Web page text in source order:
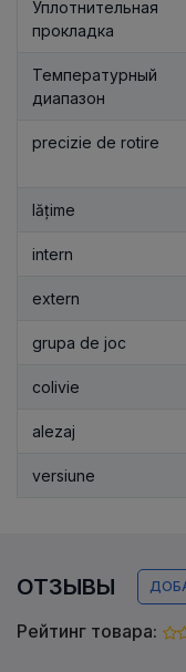
Уплотнительная
прокладка
Температурный
диапазон
precizie de rotire
lățime
intern
extern
grupa de joc
colivie
alezaj
versiune
ОТЗЫВЫ
Рейтинг товара: